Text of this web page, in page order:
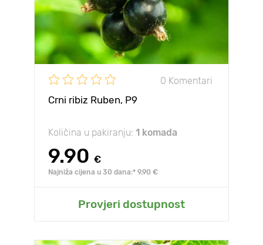
0 Komentari
Crni ribiz Ruben, Р9
Količina u pakiranju: 1 komada
9.90 €
Najniža cijena u 30 dana:* 9.90 €
Provjeri dostupnost